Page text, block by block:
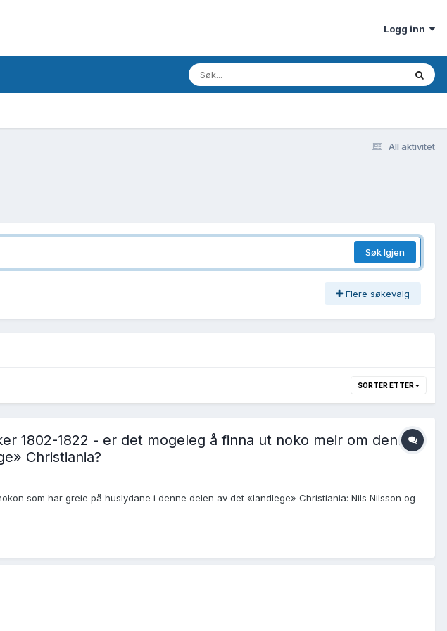
Logg inn
All aktivitet
Søk Igjen
Flere søkevalg
SORTER ETTER
1802-1822 - er det mogeleg å finna ut noko meir om denne
Christiania?
som har greie på huslydane i denne delen av det «landlege» Christiania: Nils Nilsson og